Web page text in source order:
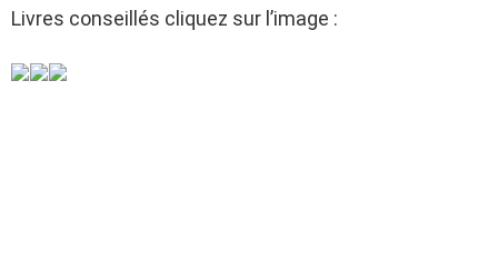
Livres conseillés cliquez sur l’image :